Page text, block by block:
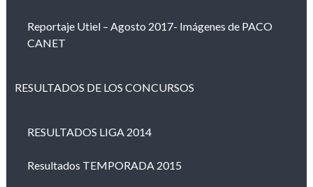
Reportaje Utiel – Agosto 2017- Imágenes de PACO
CANET
RESULTADOS DE LOS CONCURSOS
RESULTADOS LIGA 2014
Resultados TEMPORADA 2015